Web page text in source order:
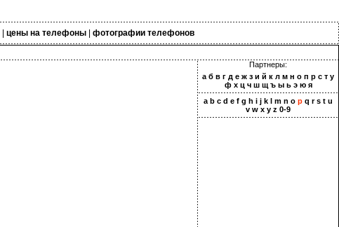
цены на телефоны| фотографии телефонов
Партнеры:
а б в г д е ж з и й к л м н о п р с т у
ф х ц ч ш щ ъ ы ь э ю я
a b c d e f g h i j k l m n o p q r s t u
v w x y z 0-9